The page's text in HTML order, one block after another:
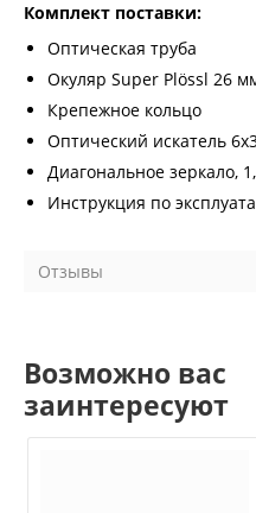
Комплект поставки:
Оптическая труба
Окуляр Super Plössl 26
Крепежное кольцо
Оптический искатель
Диагональное зеркало,
Инструкция по
Отзывы
Возможно вас
заинтересуют